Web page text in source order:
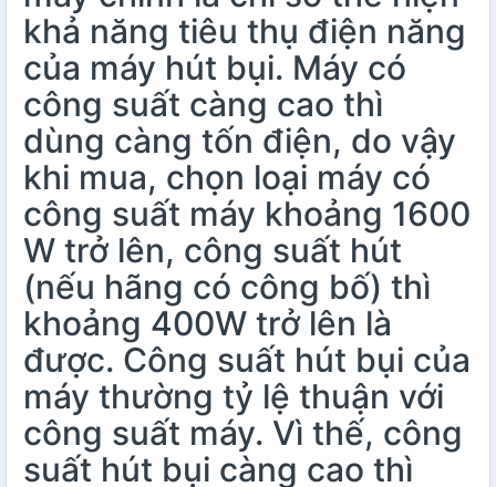
khả năng tiêu thụ điện năng
của máy hút bụi. Máy có
công suất càng cao thì
dùng càng tốn điện, do vậy
khi mua, chọn loại máy có
công suất máy khoảng 1600
W trở lên, công suất hút
(nếu hãng có công bố) thì
khoảng 400W trở lên là
được. Công suất hút bụi của
máy thường tỷ lệ thuận với
công suất máy. Vì thế, công
suất hút bụi càng cao thì